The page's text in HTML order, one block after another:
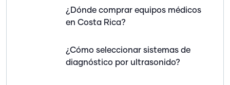
¿Dónde comprar equipos médicos
en Costa Rica?
¿Cómo seleccionar sistemas de
diagnóstico por ultrasonido?